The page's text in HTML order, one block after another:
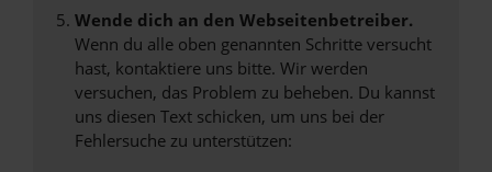
Wende dich an den Webseitenbetreiber.
Wenn du alle oben genannten Schritte versucht
hast, kontaktiere uns bitte. Wir werden
versuchen, das Problem zu beheben. Du kannst
uns diesen Text schicken, um uns bei der
Fehlersuche zu unterstützen: